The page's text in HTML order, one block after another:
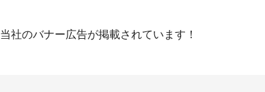
当社のバナー広告が掲載されています！